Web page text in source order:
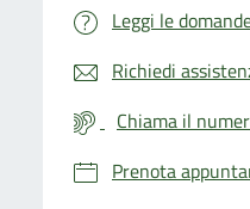
Leggi le
Richiedi
Chiama il
Prenota